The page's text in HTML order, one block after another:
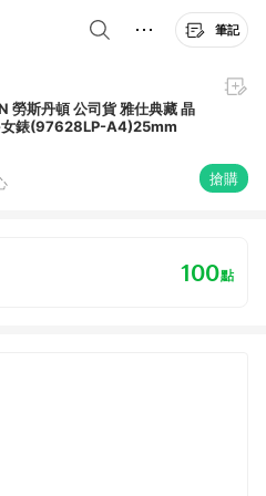
筆記
勞斯丹頓 公司貨 雅仕典藏 晶
錶(97628LP-A4)25mm
搶購
100點